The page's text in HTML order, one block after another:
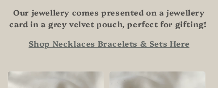
l
t
Our jewellery comes presented on a jewellery
card in a grey velvet pouch, perfect for gifting!
Shop Necklaces Bracelets & Sets Here